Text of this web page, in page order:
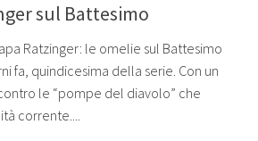
sul Battesimo
Ratzinger: le omelie sul Battesimo
fa, quindicesima della serie. Con un
le “pompe del diavolo” che
corrente....